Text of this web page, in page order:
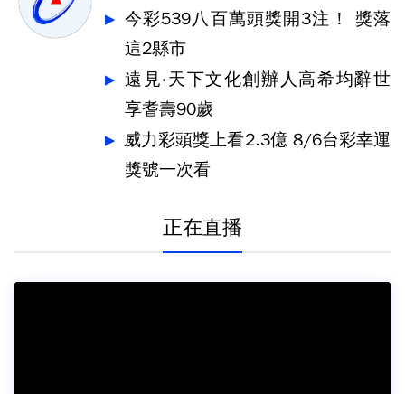
今彩539八百萬頭獎開3注！ 獎落
這2縣市
遠見‧天下文化創辦人高希均辭世
享耆壽90歲
威力彩頭獎上看2.3億 8/6台彩幸運
獎號一次看
正在直播